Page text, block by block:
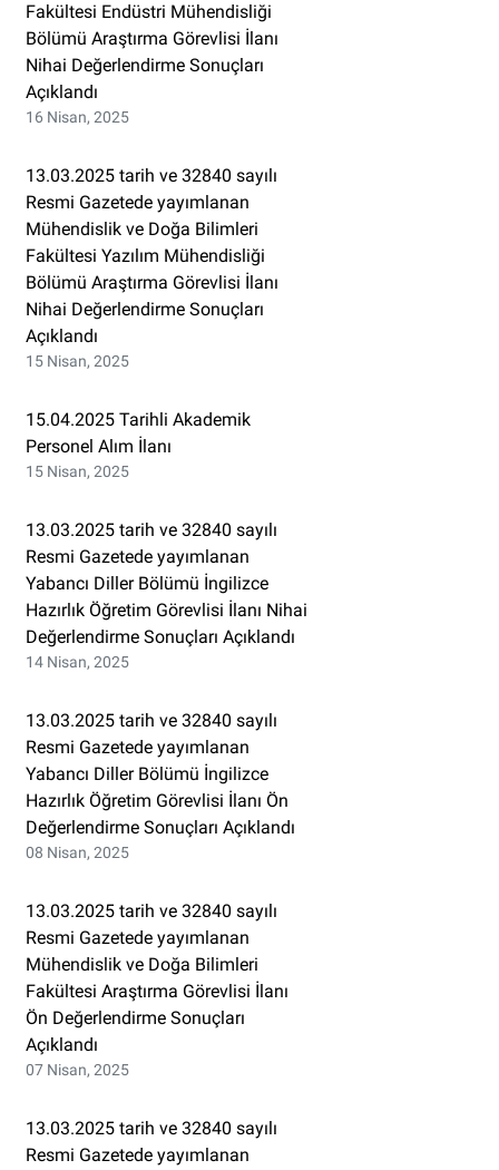
Fakültesi Endüstri Mühendisliği
Bölümü Araştırma Görevlisi İlanı
Nihai Değerlendirme Sonuçları
Açıklandı
16 Nisan, 2025
13.03.2025 tarih ve 32840 sayılı
Resmi Gazetede yayımlanan
Mühendislik ve Doğa Bilimleri
Fakültesi Yazılım Mühendisliği
Bölümü Araştırma Görevlisi İlanı
Nihai Değerlendirme Sonuçları
Açıklandı
15 Nisan, 2025
15.04.2025 Tarihli Akademik
Personel Alım İlanı
15 Nisan, 2025
13.03.2025 tarih ve 32840 sayılı
Resmi Gazetede yayımlanan
Yabancı Diller Bölümü İngilizce
Hazırlık Öğretim Görevlisi İlanı Nihai
Değerlendirme Sonuçları Açıklandı
14 Nisan, 2025
13.03.2025 tarih ve 32840 sayılı
Resmi Gazetede yayımlanan
Yabancı Diller Bölümü İngilizce
Hazırlık Öğretim Görevlisi İlanı Ön
Değerlendirme Sonuçları Açıklandı
08 Nisan, 2025
13.03.2025 tarih ve 32840 sayılı
Resmi Gazetede yayımlanan
Mühendislik ve Doğa Bilimleri
Fakültesi Araştırma Görevlisi İlanı
Ön Değerlendirme Sonuçları
Açıklandı
07 Nisan, 2025
13.03.2025 tarih ve 32840 sayılı
Resmi Gazetede yayımlanan